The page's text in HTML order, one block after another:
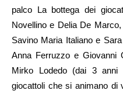
palco La bottega dei
Novellino e Delia De
Savino Maria Italiano e
Anna Ferruzzo e Giovanni
Mirko Lodedo (dai 3
giocattoli che si animano di